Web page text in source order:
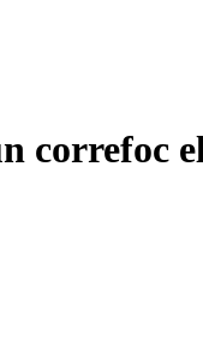
correfoc